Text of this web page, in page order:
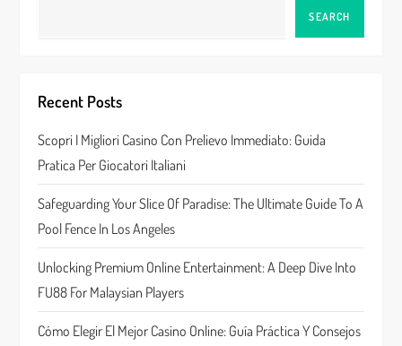
i
g
a
t
i
o
n
SEARCH
Recent Posts
Scopri I Migliori Casino Con Prelievo Immediato: Guida
Pratica Per Giocatori Italiani
Safeguarding Your Slice Of Paradise: The Ultimate Guide To A
Pool Fence In Los Angeles
Unlocking Premium Online Entertainment: A Deep Dive Into
FU88 For Malaysian Players
Cómo Elegir El Mejor Casino Online: Guía Práctica Y Consejos